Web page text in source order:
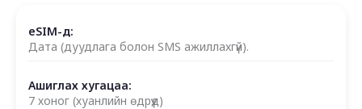
45,900₮.
eSIM-д:
Дата (дуудлага болон SMS ажиллахгүй).
Ашиглах хугацаа:
7 хоног (хуанлийн өдрүүд)